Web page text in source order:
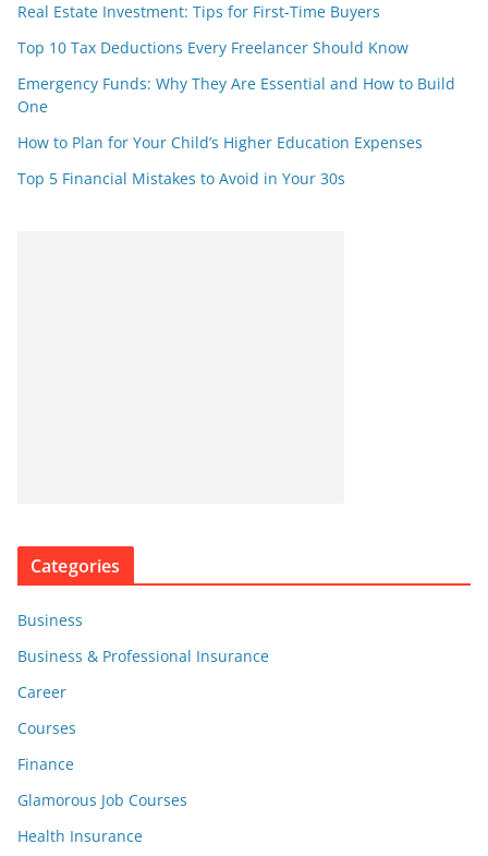
Real Estate Investment: Tips for First-Time Buyers
Top 10 Tax Deductions Every Freelancer Should Know
Emergency Funds: Why They Are Essential and How to Build
One
How to Plan for Your Child’s Higher Education Expenses
Top 5 Financial Mistakes to Avoid in Your 30s
Categories
Business
Business & Professional Insurance
Career
Courses
Finance
Glamorous Job Courses
Health Insurance